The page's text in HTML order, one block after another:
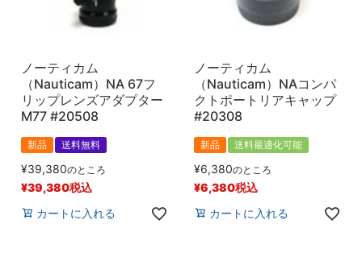
ノーティカム
（Nauticam）NA 67フ
リップレンズアダプター
M77 #20508
新品 送料無料
¥39,380のところ
¥39,380税込
カートに入れる
ノーティカム
（Nauticam）NAコンパ
クトポートリアキャップ
#20308
新品 送料最適化可能
¥6,380のところ
¥6,380税込
カートに入れる